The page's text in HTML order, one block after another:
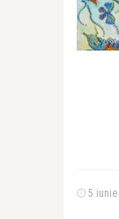
5 iunie